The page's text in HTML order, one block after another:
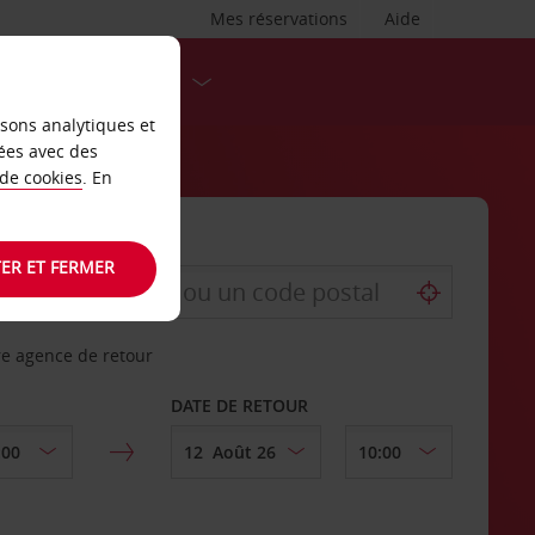
Aide
Mes réservations
agence de retour
DATE DE RETOUR
analytiques et
avec des
cookies. En
ET FERMER